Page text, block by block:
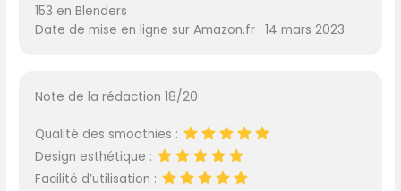
153 en Blenders
Date de mise en ligne sur Amazon.fr : 14 mars 2023
Note de la rédaction 18/20
Qualité des smoothies :
Design esthétique :
Facilité d’utilisation :